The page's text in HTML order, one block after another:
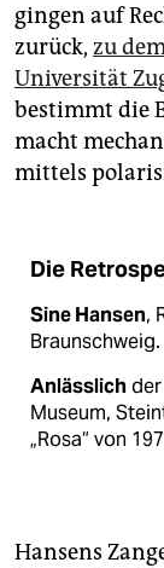
gingen auf
zurück, zu
Universität
bestimmt die
macht
mittels
Die
Sine Hansen,
Braunschweig.
Anlässlich
Museum,
„Rosa“ von
Hansens